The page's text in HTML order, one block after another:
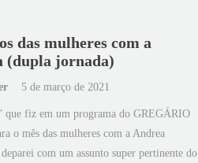
das mulheres com a
(dupla jornada)
5 de março de 2021
que fiz em um programa do GREGÁRIO
o mês das mulheres com a Andrea
com um assunto super pertinente do